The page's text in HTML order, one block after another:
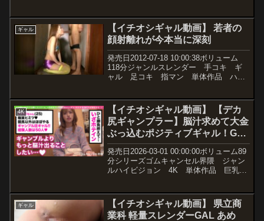
ひむろっく メーカーおペニペニワール
ドフェ...
ギャル
【イチオシギャル動画】 若者の
顔射離れが今本当に深刻
発売日2012-07-18 10:00:38ボリューム
118分ジャンルスレンダー 手コキ ギ
ャル 足コキ 指マン 単体作品 ハイ
Amazoness 品番h_4...
4K
【イチオシギャル動画】 【デカ
尻ギャンプラー】脳汁求めて大金
ぶっ込むポジティブギャル！Gカ
ップの激圧パイズリでたっぷり搾
精♪潮吹きまくりの雑魚マ●コに
生ハメ激ピスラッシュ！！【ゴム
りか
発売日2026-03-01 00:00:00ボリューム89
分シリーズゴムキャンセル界隈 ジャン
ルハイビジョン 4K 単体作品 巨乳
シロウトナンパ 品番h_1711m...
ギャル
【イチオシギャル動画】 県立商
業科 軽量スレンダーGAL あめ